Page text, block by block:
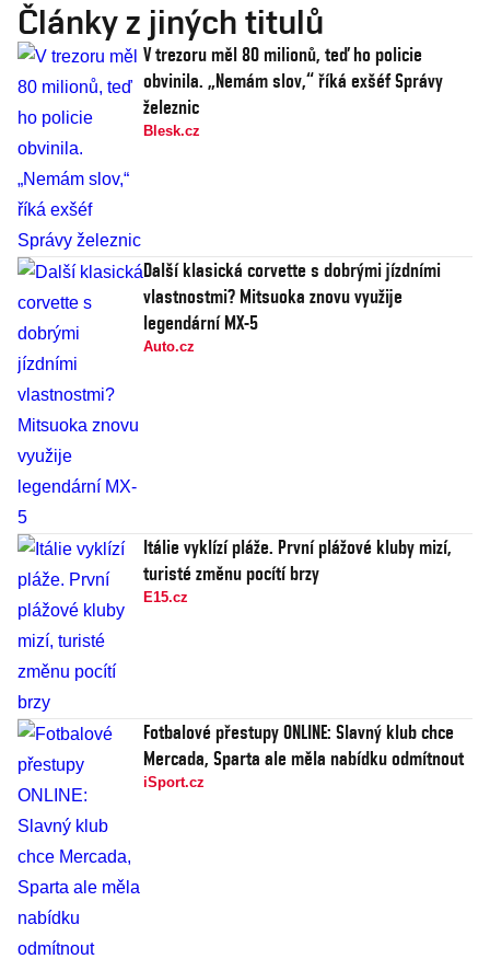
Články z jiných titulů
V trezoru měl 80 milionů, teď ho policie
obvinila. „Nemám slov,“ říká exšéf Správy
železnic
Blesk.cz
Další klasická corvette s dobrými jízdními
vlastnostmi? Mitsuoka znovu využije
legendární MX-5
Auto.cz
Itálie vyklízí pláže. První plážové kluby mizí,
turisté změnu pocítí brzy
E15.cz
Fotbalové přestupy ONLINE: Slavný klub chce
Mercada, Sparta ale měla nabídku odmítnout
iSport.cz